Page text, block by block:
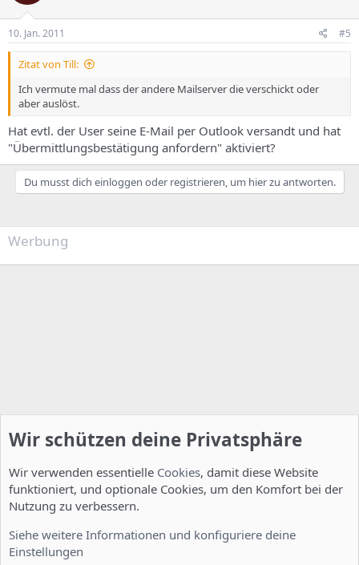
10. Jan. 2011 #5
Zitat von Till:
Ich vermute mal dass der andere Mailserver die verschickt oder
aber auslöst.
Hat evtl. der User seine E-Mail per Outlook versandt und hat
"Übermittlungsbestätigung anfordern" aktiviert?
Du musst dich einloggen oder registrieren, um hier zu antworten.
Werbung
Wir schützen deine Privatsphäre
Wir verwenden essentielle Cookies, damit diese Website
funktioniert, und optionale Cookies, um den Komfort bei der
Nutzung zu verbessern.
Siehe weitere Informationen und konfiguriere deine
Einstellungen